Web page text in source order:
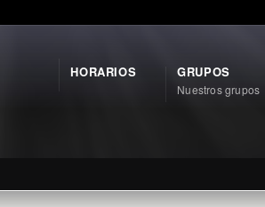
HORARIOS GRUPOS
Nuestros grupos